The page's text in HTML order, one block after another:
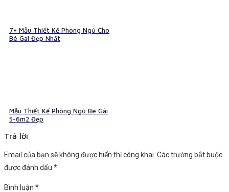
7+ Mẫu Thiết Kế Phòng Ngủ Cho
Bé Gái Đẹp Nhất
Mẫu Thiết Kế Phòng Ngủ Bé Gái
5-6m2 Đẹp
Trả lời
Email của bạn sẽ không được hiển thị công khai. Các trường bắt buộc
được đánh dấu *
Bình luận *